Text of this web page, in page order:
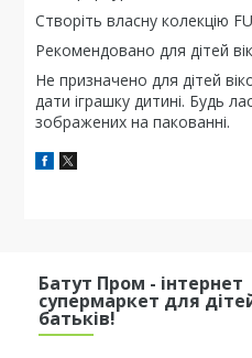
Створіть власну колекцію
Рекомендовано для дітей
Не призначено для дітей
дати іграшку дитині. Будь
зображених на пакованні.
Батут Пром - інтернет
супермаркет для
батьків!